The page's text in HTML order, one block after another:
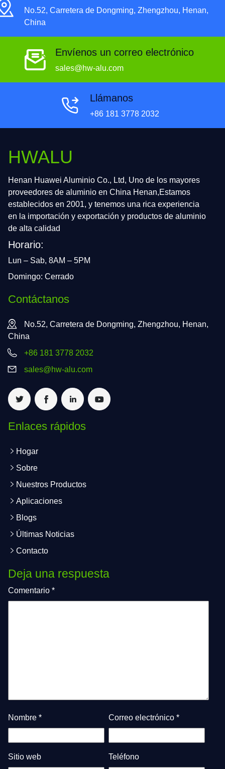
No.52, Carretera de Dongming, Zhengzhou, Henan,
China
Envíenos un correo electrónico
sales@hw-alu.com
Llámanos
+86 181 3778 2032
HWALU
Henan Huawei Aluminio Co., Ltd, Uno de los mayores
proveedores de aluminio en China Henan,Estamos
establecidos en 2001, y tenemos una rica experiencia
en la importación y exportación y productos de aluminio
de alta calidad
Horario:
Lun – Sab, 8AM – 5PM
Domingo: Cerrado
Contáctanos
No.52, Carretera de Dongming, Zhengzhou, Henan,
China
+86 181 3778 2032
sales@hw-alu.com
Enlaces rápidos
Hogar
Sobre
Nuestros Productos
Aplicaciones
Blogs
Últimas Noticias
Contacto
Deja una respuesta
Comentario *
Nombre * Correo electrónico *
Sitio web Teléfono